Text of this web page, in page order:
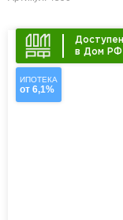
Доступен
в Дом РФ
ИПОТЕКА
от 6,1%